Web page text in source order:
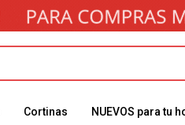
Cortinas NUEVOS para tu